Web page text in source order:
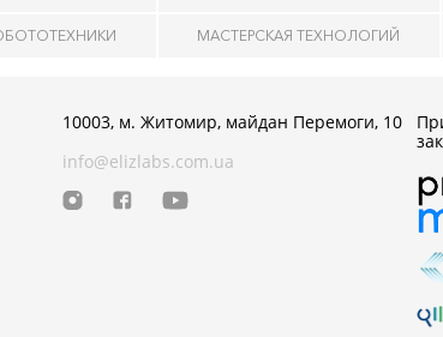
МАСТЕРСКАЯ ТЕХНОЛОГИЙ
10003, м. Житомир, майдан Перемоги, 10
info@elizlabs.com.ua